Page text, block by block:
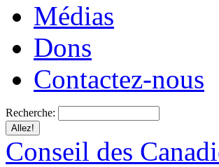
Médias
Dons
Contactez-nous
Recherche:
Conseil des